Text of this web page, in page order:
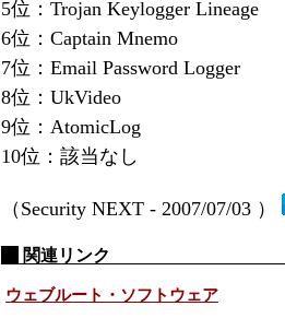
5位：Trojan Keylogger Lineage
6位：Captain Mnemo
7位：Email Password Logger
8位：UkVideo
9位：AtomicLog
10位：該当なし
（Security NEXT - 2007/07/03 ）
関連リンク
ウェブルート・ソフトウェア